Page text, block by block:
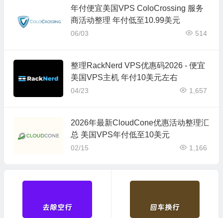
年付便宜美国VPS ColoCrossing 服务
商活动整理 年付低至10.99美元
06/03 514
整理RackNerd VPS优惠码2026 - 便宜
美国VPS主机 年付10美元左右
04/23 1,657
2026年最新CloudCone优惠活动整理汇
总 美国VPS年付低至10美元
02/15 1,166